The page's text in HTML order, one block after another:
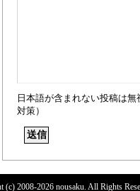
日本語が含まれない投稿は
対策）
(c) 2008-2026 nousaku. All Rights